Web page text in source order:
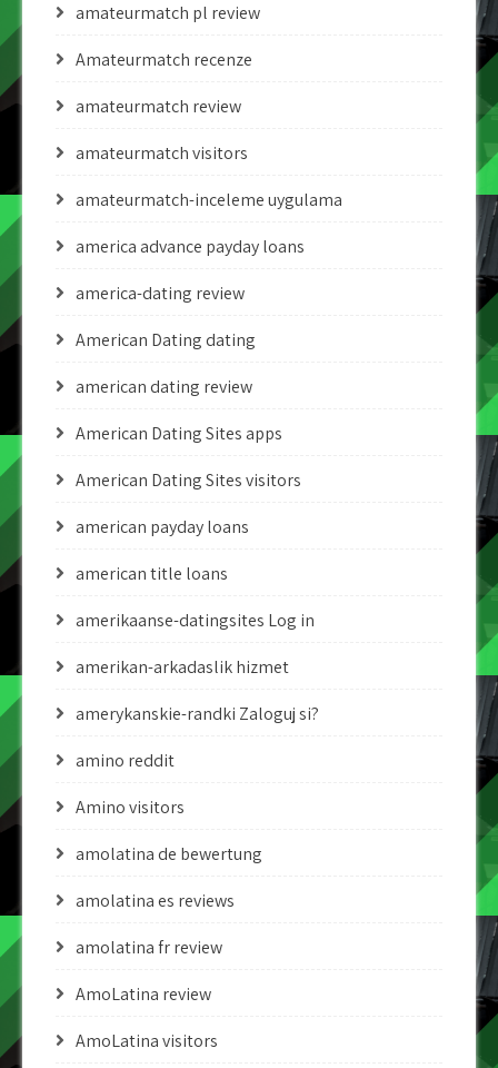
amateurmatch pl review
Amateurmatch recenze
amateurmatch review
amateurmatch visitors
amateurmatch-inceleme uygulama
america advance payday loans
america-dating review
American Dating dating
american dating review
American Dating Sites apps
American Dating Sites visitors
american payday loans
american title loans
amerikaanse-datingsites Log in
amerikan-arkadaslik hizmet
amerykanskie-randki Zaloguj si?
amino reddit
Amino visitors
amolatina de bewertung
amolatina es reviews
amolatina fr review
AmoLatina review
AmoLatina visitors